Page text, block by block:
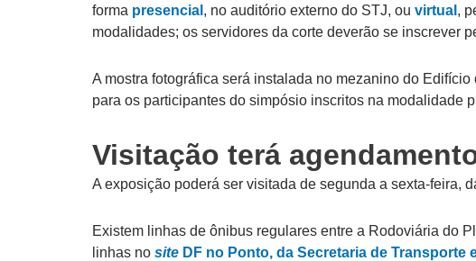
forma presencial , no auditório externo do STJ, ou virtual ,
modalidades; os servidores da corte deverão se inscrever
A mostra fotográfica será instalada no mezanino do
para os participantes do simpósio inscritos na modalidade
Visitação terá
A exposição poderá ser visitada de segunda a sexta-feira,
Existem linhas de ônibus regulares entre a Rodoviária do
linhas no site DF no Ponto, da Secretaria de Transporte